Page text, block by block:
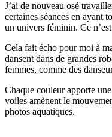
J’ai de nouveau osé
certaines séances en ayant
un univers féminin. Ce
Cela fait écho pour moi à
dansent dans de grandes
femmes, comme des
Chaque couleur apporte
voiles amènent le
photos aquatiques.